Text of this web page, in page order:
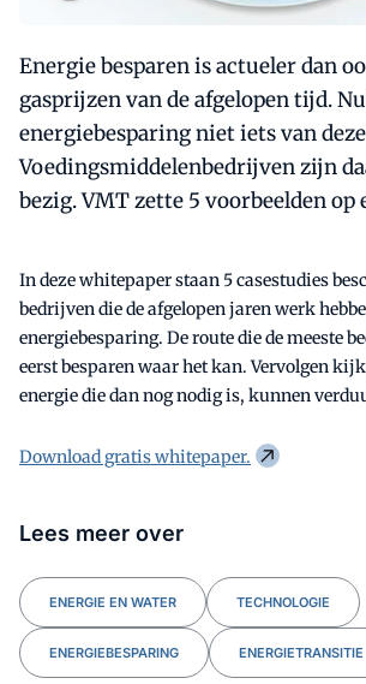
Energie besparen is actueler dan
gasprijzen van de afgelopen tijd.
energiebesparing niet iets van
Voedingsmiddelenbedrijven zijn
bezig. VMT zette 5 voorbeelden op
In deze whitepaper staan 5 casestudies
bedrijven die de afgelopen jaren werk
energiebesparing. De route die de meeste
eerst besparen waar het kan. Vervolgen
energie die dan nog nodig is, kunnen
Download gratis whitepaper.
Lees meer over
ENERGIE EN WATER TECHNOLOGIE
ENERGIEBESPARING ENERGIETRANSITIE